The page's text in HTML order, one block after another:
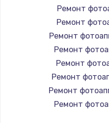
Ремонт
Ремонт
Ремонт
Ремонт
Ремонт
Ремонт
Ремонт
Ремонт